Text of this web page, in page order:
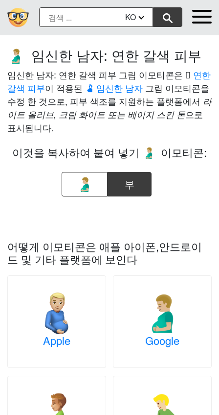
KO
🫃🏼 임신한 남자: 연한 갈색 피부
임신한 남자: 연한 갈색 피부 그림 이모티콘은 🏼 연한
갈색 피부이 적용된 🫃 임신한 남자 그림 이모티콘을
수정 한 것으로, 피부 색조를 지원하는 플랫폼에서 라
이트 올리브, 크림 화이트 또는 베이지 스킨 톤으로
표시됩니다.
이것을 복사하여 붙여 넣기 🫃🏼 이모티콘:
부
어떻게 이모티콘은 애플 아이폰,안드로이
드 및 기타 플랫폼에 보인다
Apple Google